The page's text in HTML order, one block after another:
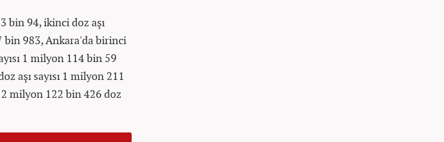
bin 94, ikinci doz aşı
bin 983, Ankara'da birinci
1 milyon 114 bin 59
aşı sayısı 1 milyon 211
2 milyon 122 bin 426 doz